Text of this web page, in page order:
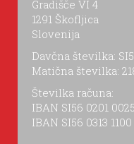
Gradišče VI 4
1291 Škofljica
Slovenija
Davčna številka:
Matična številka:
Številka računa:
IBAN SI56 0201
IBAN SI56 0313